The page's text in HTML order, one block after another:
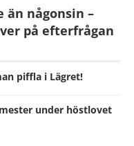
än någonsin –
på efterfrågan
piffla i Lägret!
under höstlovet